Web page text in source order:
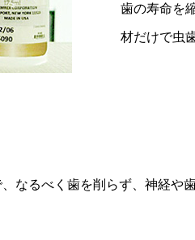
歯の寿命を
材だけで虫
なるべく歯を削らず、神経や